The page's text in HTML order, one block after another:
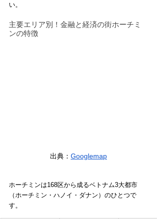
い。
主要エリア別！金融と経済の街ホーチミ
ンの特徴
出典： Googlemap
ホーチミンは168区から成るベトナム3大都市
（ホーチミン・ハノイ・ダナン）のひとつで
す。